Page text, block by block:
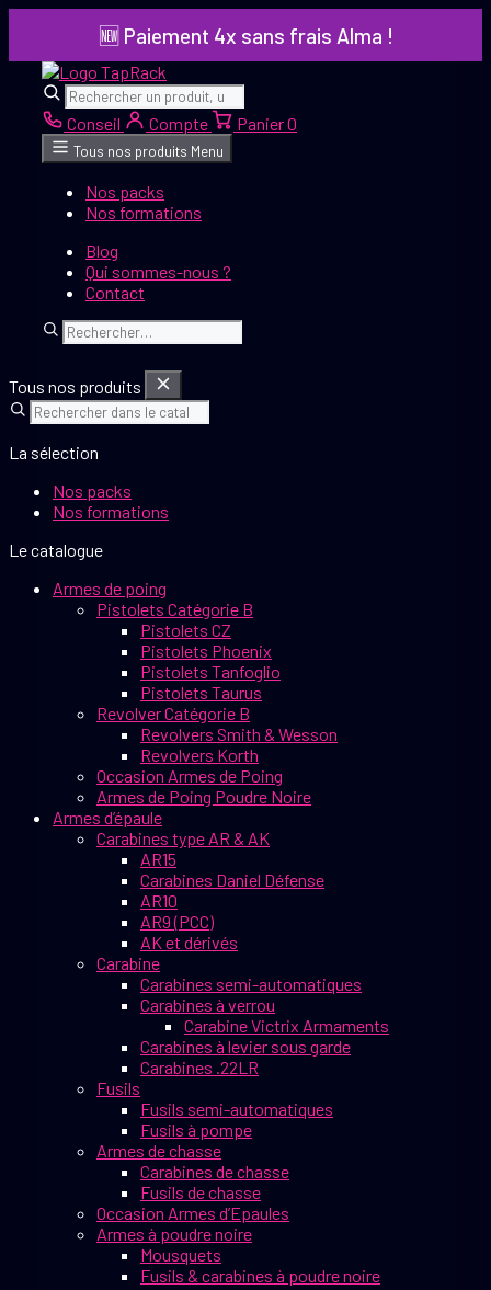
contenu
🆕 Paiement 4x sans frais Alma !
Rechercher Rechercher
Conseil Compte Panier0
Tous nos produits Menu
Nos packs
Nos formations
Blog
Qui sommes-nous ?
Contact
Rechercher
Tous nos produits
La sélection
Nos packs
Nos formations
Le catalogue
Armes de poing
Pistolets Catégorie B
Pistolets CZ
Pistolets Phoenix
Pistolets Tanfoglio
Pistolets Taurus
Revolver Catégorie B
Revolvers Smith & Wesson
Revolvers Korth
Occasion Armes de Poing
Armes de Poing Poudre Noire
Armes d’épaule
Carabines type AR & AK
AR15
Carabines Daniel Défense
AR10
AR9 (PCC)
AK et dérivés
Carabine
Carabines semi-automatiques
Carabines à verrou
Carabine Victrix Armaments
Carabines à levier sous garde
Carabines .22LR
Fusils
Fusils semi-automatiques
Fusils à pompe
Armes de chasse
Carabines de chasse
Fusils de chasse
Occasion Armes d’Epaules
Armes à poudre noire
Mousquets
Fusils & carabines à poudre noire